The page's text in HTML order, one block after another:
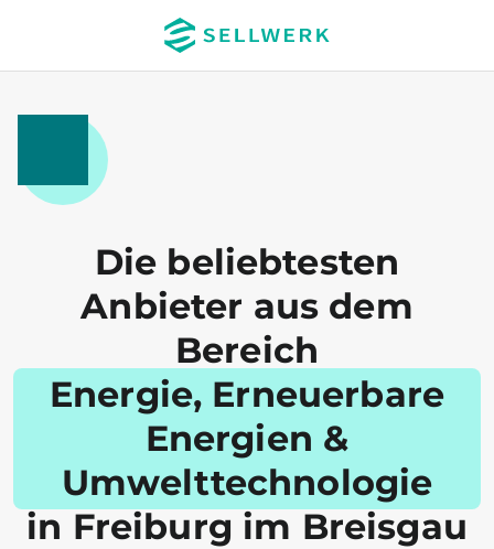
Die beliebtesten
Anbieter aus dem
Bereich
Energie, Erneuerbare
Energien &
Umwelttechnologie
in Freiburg im Breisgau